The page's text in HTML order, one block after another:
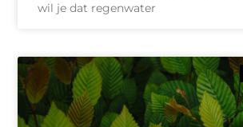
wil je dat regenwater